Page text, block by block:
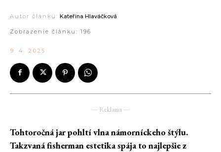
Autor článku: Kateřina Hlaváčková
Zobrazenie článku: 196
9. 4. 2025
― Reklama ―
Tohtoročná jar pohltí vlna námorníckeho štýlu.
Takzvaná fisherman estetika spája to najlepšie z